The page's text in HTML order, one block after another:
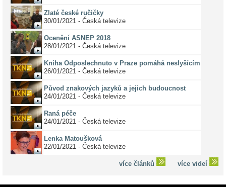
Zlaté české ručičky
30/01/2021 - Česká televize
Ocenění ASNEP 2018
28/01/2021 - Česká televize
Kniha Odposlechnuto v Praze pomáhá neslyšícím
26/01/2021 - Česká televize
Původ znakových jazyků a jejich budoucnost
24/01/2021 - Česká televize
Raná péče
24/01/2021 - Česká televize
Lenka Matoušková
22/01/2021 - Česká televize
více článků více videí